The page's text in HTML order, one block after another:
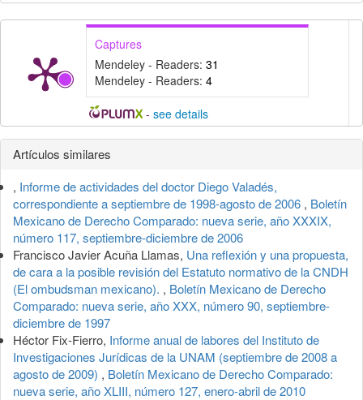
Captures
Mendeley - Readers: 31
Mendeley - Readers: 4
- see details
Detalles
del
artículo
Artículos similares
, Informe de actividades del doctor Diego Valadés,
correspondiente a septiembre de 1998-agosto de 2006 , Boletín
Mexicano de Derecho Comparado: nueva serie, año XXXIX,
número 117, septiembre-diciembre de 2006
Francisco Javier Acuña Llamas, Una reflexión y una propuesta,
de cara a la posible revisión del Estatuto normativo de la CNDH
(El ombudsman mexicano). , Boletín Mexicano de Derecho
Comparado: nueva serie, año XXX, número 90, septiembre-
diciembre de 1997
Héctor Fix-Fierro, Informe anual de labores del Instituto de
Investigaciones Jurídicas de la UNAM (septiembre de 2008 a
agosto de 2009) , Boletín Mexicano de Derecho Comparado:
nueva serie, año XLIII, número 127, enero-abril de 2010